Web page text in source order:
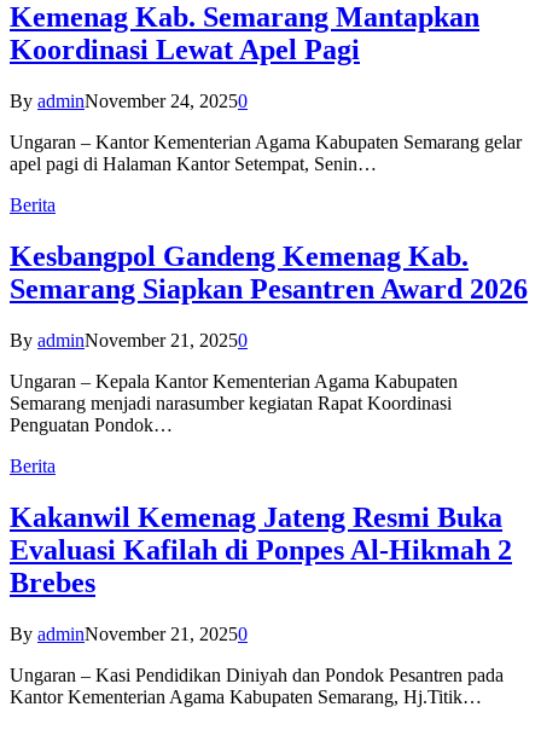
Kemenag Kab. Semarang Mantapkan
Koordinasi Lewat Apel Pagi
By adminNovember 24, 20250
Ungaran – Kantor Kementerian Agama Kabupaten Semarang gelar
apel pagi di Halaman Kantor Setempat, Senin…
Berita
Kesbangpol Gandeng Kemenag Kab.
Semarang Siapkan Pesantren Award 2026
By adminNovember 21, 20250
Ungaran – Kepala Kantor Kementerian Agama Kabupaten
Semarang menjadi narasumber kegiatan Rapat Koordinasi
Penguatan Pondok…
Berita
Kakanwil Kemenag Jateng Resmi Buka
Evaluasi Kafilah di Ponpes Al-Hikmah 2
Brebes
By adminNovember 21, 20250
Ungaran – Kasi Pendidikan Diniyah dan Pondok Pesantren pada
Kantor Kementerian Agama Kabupaten Semarang, Hj.Titik…